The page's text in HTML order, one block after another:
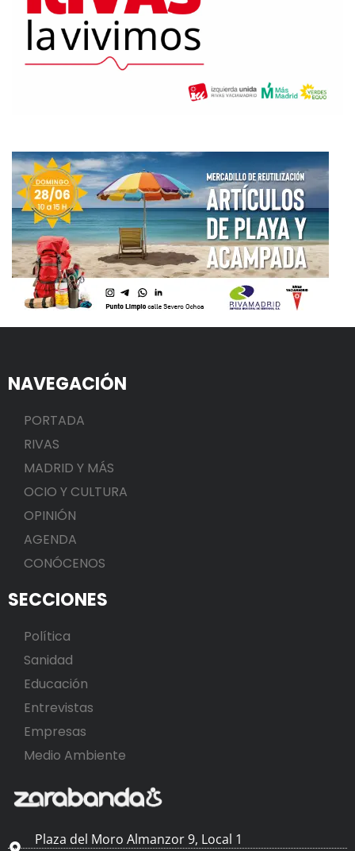
NAVEGACIÓN
PORTADA
RIVAS
MADRID Y MÁS
OCIO Y CULTURA
OPINIÓN
AGENDA
CONÓCENOS
SECCIONES
Política
Sanidad
Educación
Entrevistas
Empresas
Medio Ambiente
Plaza del Moro Almanzor 9, Local 1